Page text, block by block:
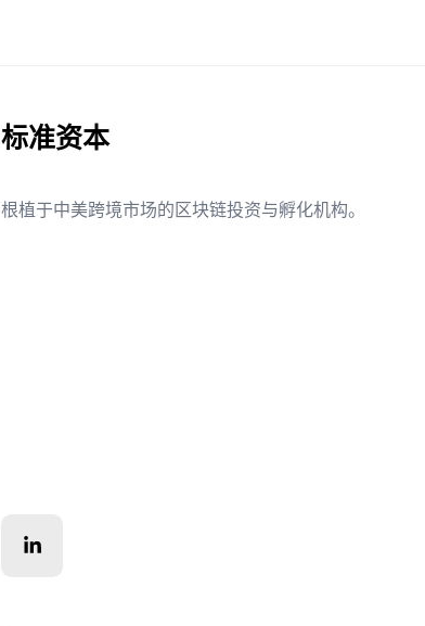
标准资本
根植于中美跨境市场的区块链投资与孵化机构。